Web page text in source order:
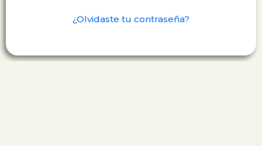
¿Olvidaste tu contraseña?